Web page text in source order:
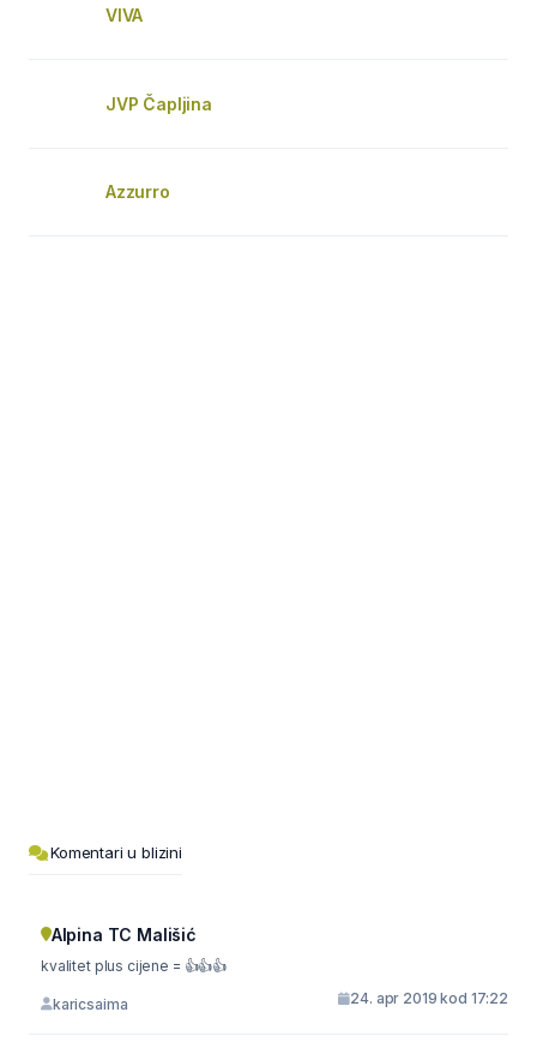
VIVA
JVP Čapljina
Azzurro
Komentari u blizini
Alpina TC Mališić
kvalitet plus cijene = 👍👍👍
karicsaima 24. apr 2019 kod 17:22